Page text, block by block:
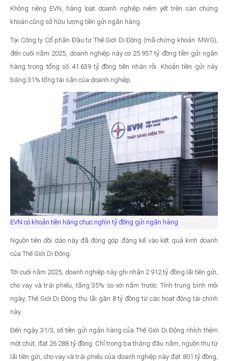
Không riêng EVN, hàng loạt doanh nghiệp niêm yết trên sàn chứng
khoán cũng sở hữu lượng tiền gửi ngân hàng .
Tại Công ty Cổ phần Đầu tư Thế Giới Di Động (mã chứng khoán: MWG),
đến cuối năm 2025, doanh nghiệp này có 25.957 tỷ đồng tiền gửi ngân
hàng trong tổng số 41.639 tỷ đồng tiền nhàn rỗi. Khoản tiền gửi này
bằng 31% tổng tài sản của doanh nghiệp.
EVN có khoản tiền hàng chục nghìn tỷ đồng gửi ngân hàng
Nguồn tiền dồi dào này đã đóng góp đáng kể vào kết quả kinh doanh
của Thế Giới Di Động.
Tới cuối năm 2025, doanh nghiệp này ghi nhận 2.912 tỷ đồng lãi tiền gửi,
cho vay và trái phiếu, tăng 35% so với năm trước. Tính trung bình mỗi
ngày, Thế Giới Di Động thu lãi gần 8 tỷ đồng từ các hoạt động tài chính
này.
Đến ngày 31/3, số tiền gửi ngân hàng của Thế Giới Di Động nhích thêm
một chút, đạt 26.288 tỷ đồng. Chỉ trong ba tháng đầu năm, nguồn thu từ
lãi tiền gửi, cho vay và trái phiếu của doanh nghiệp này đạt 801 tỷ đồng,